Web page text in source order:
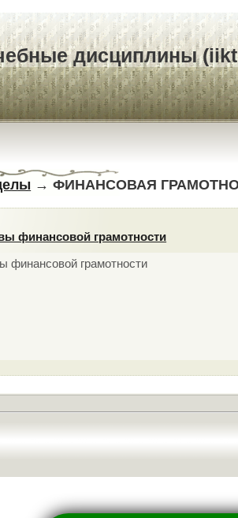
дисциплины
→ ФИНАНСОВАЯ
финансовой грамотности
финансовой грамотности